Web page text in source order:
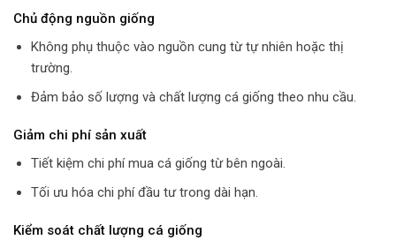
Chủ động nguồn giống
Không phụ thuộc vào nguồn cung từ tự nhiên hoặc thị
trường.
Đảm bảo số lượng và chất lượng cá giống theo nhu cầu.
Giảm chi phí sản xuất
Tiết kiệm chi phí mua cá giống từ bên ngoài.
Tối ưu hóa chi phí đầu tư trong dài hạn.
Kiểm soát chất lượng cá giống